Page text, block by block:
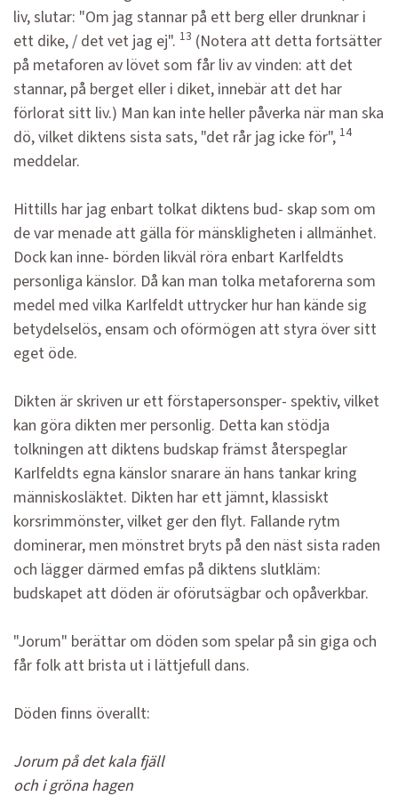
liv, slutar: "Om jag stannar på ett berg eller drunknar i
ett dike, / det vet jag ej". 13 (Notera att detta fortsätter
på metaforen av lövet som får liv av vinden: att det
stannar, på berget eller i diket, innebär att det har
förlorat sitt liv.) Man kan inte heller påverka när man ska
dö, vilket diktens sista sats, "det rår jag icke för", 14
meddelar.
Hittills har jag enbart tolkat diktens bud- skap som om
de var menade att gälla för mänskligheten i allmänhet.
Dock kan inne- börden likväl röra enbart Karlfeldts
personliga känslor. Då kan man tolka metaforerna som
medel med vilka Karlfeldt uttrycker hur han kände sig
betydelselös, ensam och oförmögen att styra över sitt
eget öde.
Dikten är skriven ur ett förstapersonsper- spektiv, vilket
kan göra dikten mer personlig. Detta kan stödja
tolkningen att diktens budskap främst återspeglar
Karlfeldts egna känslor snarare än hans tankar kring
människosläktet. Dikten har ett jämnt, klassiskt
korsrimmönster, vilket ger den flyt. Fallande rytm
dominerar, men mönstret bryts på den näst sista raden
och lägger därmed emfas på diktens slutkläm:
budskapet att döden är oförutsägbar och opåverkbar.
"Jorum" berättar om döden som spelar på sin giga och
får folk att brista ut i lättjefull dans.
Döden finns överallt:
Jorum på det kala fjäll
och i gröna hagen